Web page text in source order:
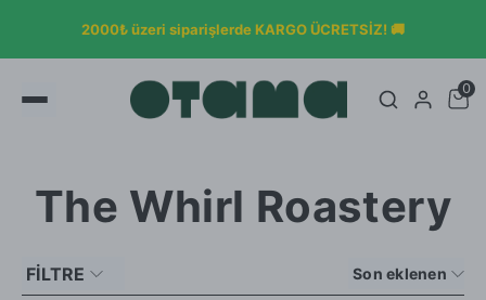
2000₺ üzeri siparişlerde KARGO ÜCRETSİZ! 🚚
0
The Whirl Roastery
FİLTRE Son eklenen